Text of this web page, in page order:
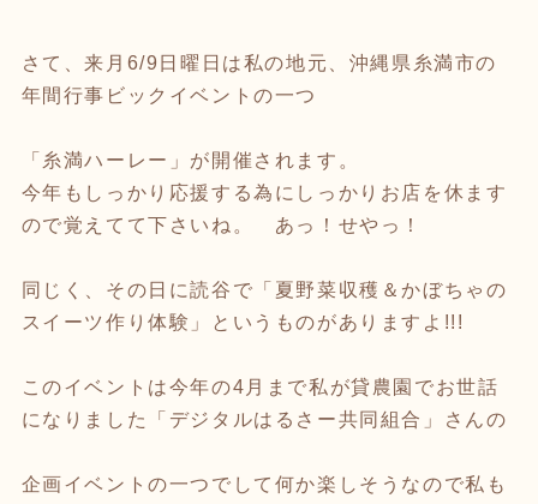
さて、来月6/9日曜日は私の地元、沖縄県糸満市の
年間行事ビックイベントの一つ
「糸満ハーレー」が開催されます。
今年もしっかり応援する為にしっかりお店を休ます
ので覚えてて下さいね。 あっ！せやっ！
同じく、その日に読谷で「夏野菜収穫＆かぼちゃの
スイーツ作り体験」というものがありますよ!!!
このイベントは今年の4月まで私が貸農園でお世話
になりました「デジタルはるさー共同組合」さんの
企画イベントの一つでして何か楽しそうなので私も